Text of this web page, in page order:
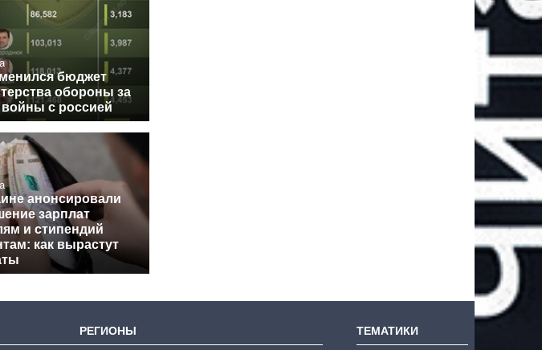
бюджет
обороны за
войны с россией
анонсировали
зарплат
и стипендий
как вырастут
РЕГИОНЫ ТЕМАТИКИ